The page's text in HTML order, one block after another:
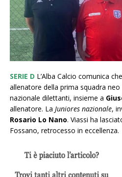
SERIE D L’Alba Calcio comunica che
allenatore della prima squadra
nazionale dilettanti, insieme a
allenatore. La Juniores nazionale,
Rosario Lo Nano. Viassi ha
Fossano, retrocesso in eccellenza.